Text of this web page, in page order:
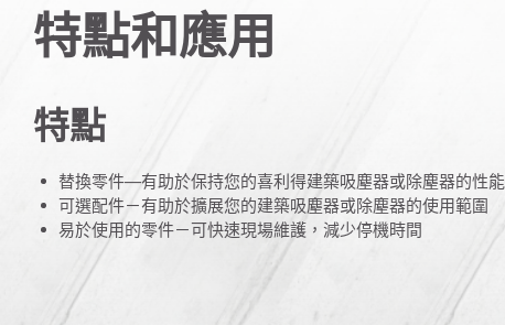
特點和應用
特點
替換零件—有助於保持您的喜利得建築吸塵器或除塵器的性能
可選配件－有助於擴展您的建築吸塵器或除塵器的使用範圍
易於使用的零件－可快速現場維護，減少停機時間